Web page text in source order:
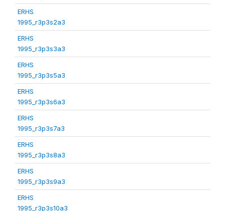
ERHS
1995_r3p3s2a3
ERHS
1995_r3p3s3a3
ERHS
1995_r3p3s5a3
ERHS
1995_r3p3s6a3
ERHS
1995_r3p3s7a3
ERHS
1995_r3p3s8a3
ERHS
1995_r3p3s9a3
ERHS
1995_r3p3s10a3